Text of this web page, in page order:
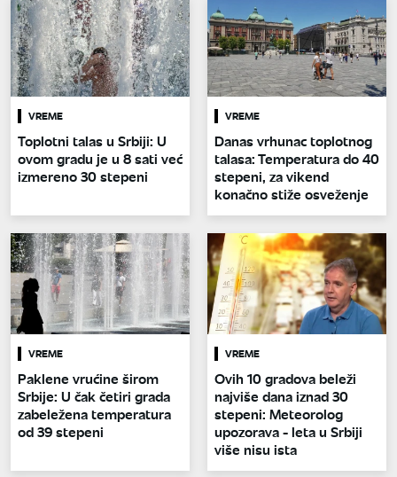
VREME
Toplotni talas u Srbiji: U
ovom gradu je u 8 sati već
izmereno 30 stepeni
VREME
Danas vrhunac toplotnog
talasa: Temperatura do 40
stepeni, za vikend
konačno stiže osveženje
VREME
Paklene vrućine širom
Srbije: U čak četiri grada
zabeležena temperatura
od 39 stepeni
VREME
Ovih 10 gradova beleži
najviše dana iznad 30
stepeni: Meteorolog
upozorava - leta u Srbiji
više nisu ista